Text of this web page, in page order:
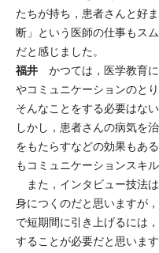
たちが持ち，患者さんと好
断」という医師の仕事もス
だと感じました。
福井 かつては，医学教育
やコミュニケーションのと
そんなことをする必要はな
しかし，患者さんの病気を
をもたらすなどの効果もあ
もコミュニケーションスキ
また，インタビュー技法
身につくのだと思いますが
で短期間に引き上げるには
することが必要だと思いま